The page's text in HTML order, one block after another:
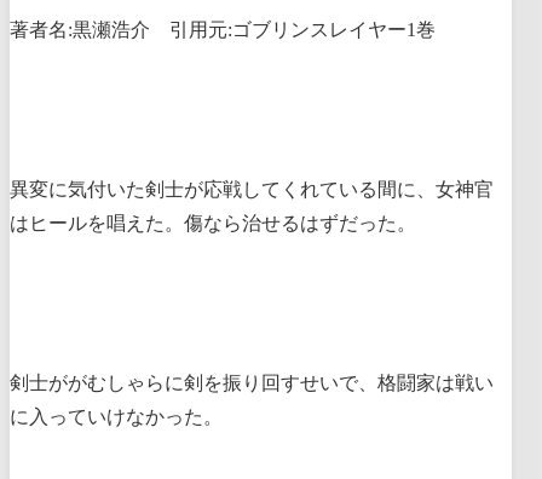
著者名:黒瀬浩介 引用元:ゴブリンスレイヤー1巻
異変に気付いた剣士が応戦してくれている間に、女神官
はヒールを唱えた。傷なら治せるはずだった。
剣士ががむしゃらに剣を振り回すせいで、格闘家は戦い
に入っていけなかった。